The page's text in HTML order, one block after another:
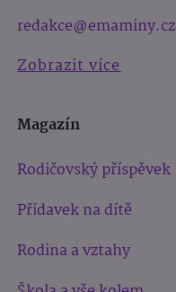
redakce@emaminy.cz
Zobrazit více
Magazín
Rodičovský příspěvek
Přídavek na dítě
Rodina a vztahy